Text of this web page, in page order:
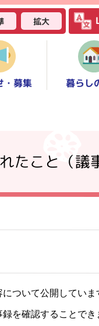
拡大
・募集 暮らし
たこと（議
ついて公開していま
を確認することでき